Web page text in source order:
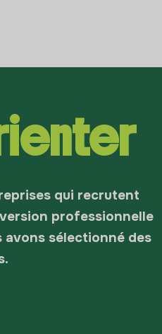
qui recrutent
professionnelle
avons sélectionné des